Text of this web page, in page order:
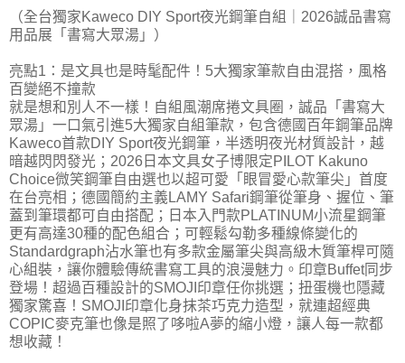
（全台獨家Kaweco DIY Sport夜光鋼筆自組｜2026誠品書寫
用品展「書寫大眾湯」）
亮點1：是文具也是時髦配件！5大獨家筆款自由混搭，風格
百變絕不撞款
就是想和別人不一樣！自組風潮席捲文具圈，誠品「書寫大
眾湯」一口氣引進5大獨家自組筆款，包含德國百年鋼筆品牌
Kaweco首款DIY Sport夜光鋼筆，半透明夜光材質設計，越
暗越閃閃發光；2026日本文具女子博限定PILOT Kakuno
Choice微笑鋼筆自由選也以超可愛「眼冒愛心款筆尖」首度
在台亮相；德國簡約主義LAMY Safari鋼筆從筆身、握位、筆
蓋到筆環都可自由搭配；日本入門款PLATINUM小流星鋼筆
更有高達30種的配色組合；可輕鬆勾勒多種線條變化的
Standardgraph沾水筆也有多款金屬筆尖與高級木質筆桿可隨
心組裝，讓你體驗傳統書寫工具的浪漫魅力。印章Buffet同步
登場！超過百種設計的SMOJI印章任你挑選；扭蛋機也隱藏
獨家驚喜！SMOJI印章化身抹茶巧克力造型，就連超經典
COPIC麥克筆也像是照了哆啦A夢的縮小燈，讓人每一款都
想收藏！